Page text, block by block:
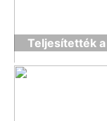
Teljesítették